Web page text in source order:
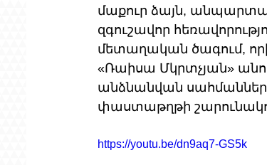
մաքուր ձայն,
զգուշավոր
մետաղական ծագում,
«Ռաիսա Մկրտչյան»
անձնանվան
փաստաթղթի
https://youtu.be/dn9aq7-GS5k